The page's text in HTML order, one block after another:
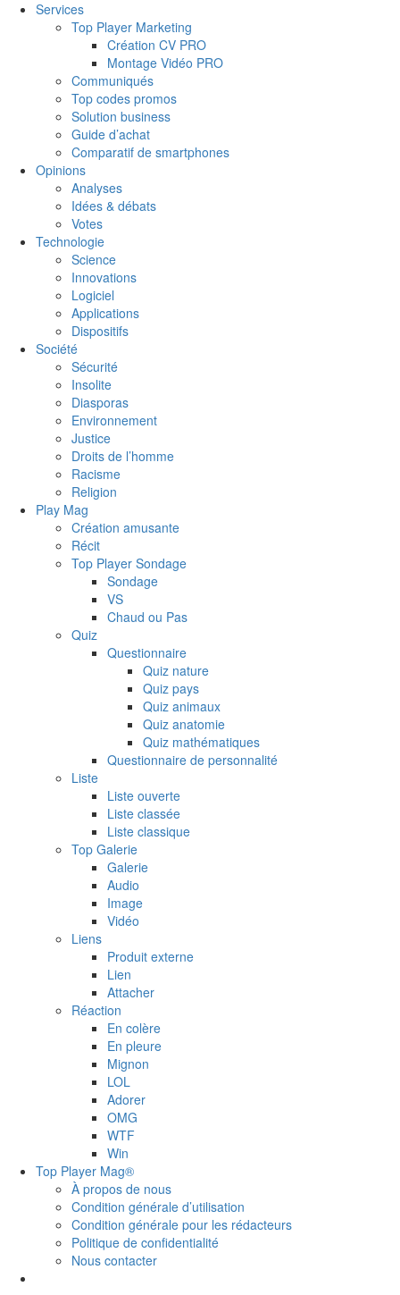
Services
Top Player Marketing
Création CV PRO
Montage Vidéo PRO
Communiqués
Top codes promos
Solution business
Guide d’achat
Comparatif de smartphones
Opinions
Analyses
Idées & débats
Votes
Technologie
Science
Innovations
Logiciel
Applications
Dispositifs
Société
Sécurité
Insolite
Diasporas
Environnement
Justice
Droits de l’homme
Racisme
Religion
Play Mag
Création amusante
Récit
Top Player Sondage
Sondage
VS
Chaud ou Pas
Quiz
Questionnaire
Quiz nature
Quiz pays
Quiz animaux
Quiz anatomie
Quiz mathématiques
Questionnaire de personnalité
Liste
Liste ouverte
Liste classée
Liste classique
Top Galerie
Galerie
Audio
Image
Vidéo
Liens
Produit externe
Lien
Attacher
Réaction
En colère
En pleure
Mignon
LOL
Adorer
OMG
WTF
Win
Top Player Mag®
À propos de nous
Condition générale d’utilisation
Condition générale pour les rédacteurs
Politique de confidentialité
Nous contacter